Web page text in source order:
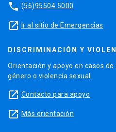
phone (56)95504 5000
launch Ir al sitio de Emergencias
DISCRIMINACIÓN Y
Orientación y apoyo en casos
género o violencia sexual.
launch Contacto para apoyo
launch Más orientación